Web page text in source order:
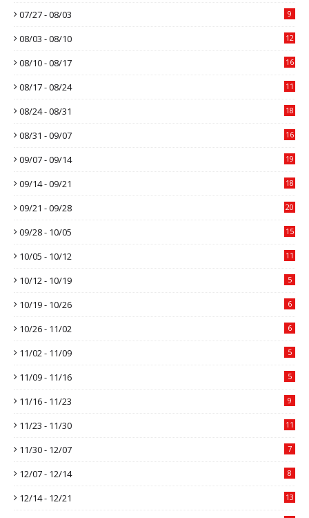
07/27 - 08/03 9
08/03 - 08/10 12
08/10 - 08/17 16
08/17 - 08/24 11
08/24 - 08/31 18
08/31 - 09/07 16
09/07 - 09/14 19
09/14 - 09/21 18
09/21 - 09/28 20
09/28 - 10/05 15
10/05 - 10/12 11
10/12 - 10/19 5
10/19 - 10/26 6
10/26 - 11/02 6
11/02 - 11/09 5
11/09 - 11/16 5
11/16 - 11/23 9
11/23 - 11/30 11
11/30 - 12/07 7
12/07 - 12/14 8
12/14 - 12/21 13